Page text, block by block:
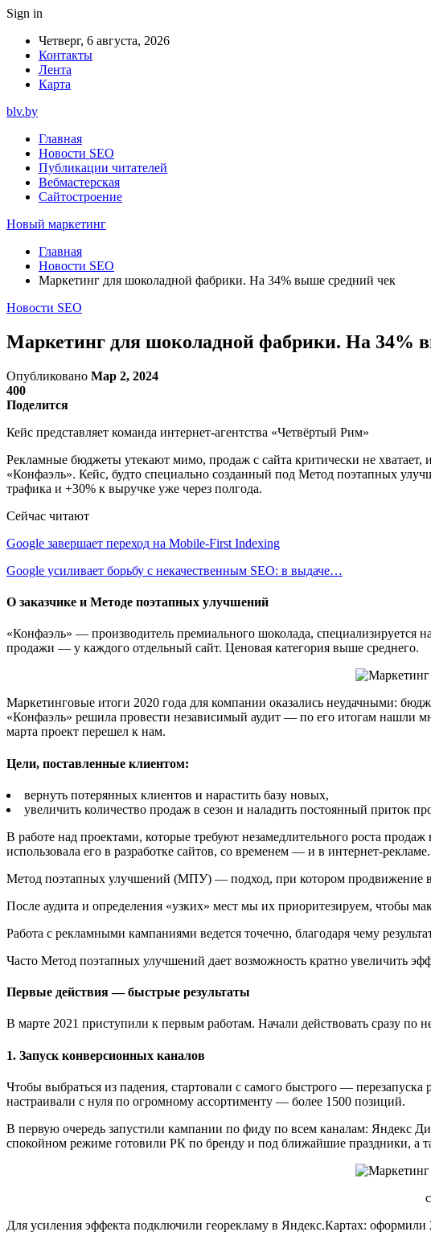
Sign in
Четверг, 6 августа, 2026
Контакты
Лента
Карта
blv.by
Главная
Новости SEO
Публикации читателей
Вебмастерская
Сайтостроение
Новый маркетинг
Главная
Новости SEO
Маркетинг для шоколадной фабрики. На 34% выше средний чек
Новости SEO
Маркетинг для шоколадной фабрики. На 34%
Опубликовано Мар 2, 2024
400
Поделится
Кейс представляет команда интернет-агентства «Четвёртый Рим»
Рекламные бюджеты утекают мимо, продаж с сайта критически не
«Конфаэль». Кейс, будто специально созданный под Метод поэтапных
трафика и +30% к выручке уже через полгода.
Сейчас читают
Google завершает переход на Mobile-First Indexing
Google усиливает борьбу с некачественным SEO: в выдаче…
О заказчике и Методе поэтапных улучшений
«Конфаэль» — производитель премиального шоколада, специализируется
продажи — у каждого отдельный сайт. Ценовая категория выше среднего.
Маркетинговые итоги 2020 года для компании оказались неудачными:
«Конфаэль» решила провести независимый аудит — по его итогам нашли
марта проект перешел к нам.
Цели, поставленные клиентом:
вернуть потерянных клиентов и нарастить базу новых,
увеличить количество продаж в сезон и наладить постоянный приток
В работе над проектами, которые требуют незамедлительного роста
использовала его в разработке сайтов, со временем — и в интернет-рекламе.
Метод поэтапных улучшений (МПУ) — подход, при котором продвижение в
После аудита и определения «узких» мест мы их приоритезируем, чтобы
Работа с рекламными кампаниями ведется точечно, благодаря чему
Часто Метод поэтапных улучшений дает возможность кратно увеличить
Первые действия — быстрые результаты
В марте 2021 приступили к первым работам. Начали действовать сразу по
1. Запуск конверсионных каналов
Чтобы выбраться из падения, стартовали с самого быстрого —
настраивали с нуля по огромному ассортименту — более 1500 позиций.
В первую очередь запустили кампании по фиду по всем каналам: Яндекс
спокойном режиме готовили РК по бренду и под ближайшие праздники, а
Для усиления эффекта подключили георекламу в Яндекс.Картах: